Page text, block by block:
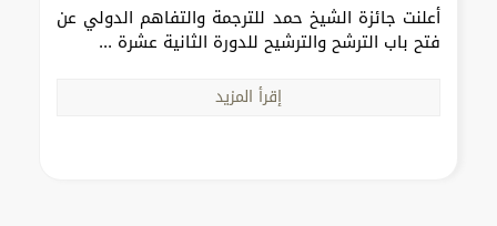
أعلنت جائزة الشيخ حمد للترجمة والتفاهم الدولي عن
فتح باب الترشح والترشيح للدورة الثانية عشرة ...
إقرأ المزيد